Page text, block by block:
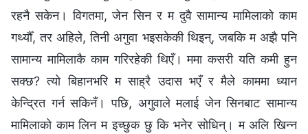
रहनै सकेन। विगतमा, जेन सिन र म दुवै सामान्य मामिलाको काम
गर्थ्यौँ, तर अहिले, तिनी अगुवा भइसकेकी थिइन्, जबकि म अझै पनि
सामान्य मामिलाकै काम गरिरहेकी थिएँ। ममा कसरी यति कमी हुन
सक्छ? त्यो बिहानभरि म साह्रै उदास भएँ र मैले काममा ध्यान
केन्द्रित गर्न सकिनँ। पछि, अगुवाले मलाई जेन सिनबाट सामान्य
मामिलाको काम लिन म इच्छुक छु कि भनेर सोधिन्। म अलि खिन्न